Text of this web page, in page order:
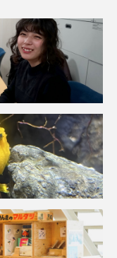
トラフグ
トンボ
ドスイカ
ブダイ